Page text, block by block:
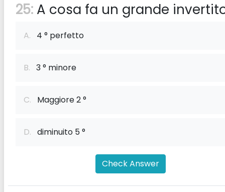
25: A cosa fa un grande
A. 4 ° perfetto
B. 3 ° minore
C. Maggiore 2 °
D. diminuito 5 °
Check Answer